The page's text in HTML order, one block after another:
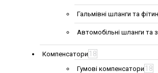
Гальмівні шланги та
Автомобільні шланги та
Компенсатори 18
Гумові компенсатори 18